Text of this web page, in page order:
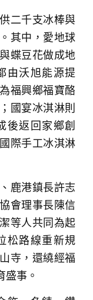
二千支冰棒與
其中，愛地球
蝶豆花做成地
由沃旭能源提
福興鄉福寶酪
國宴冰淇淋則
後返回家鄉創
際手工冰淇淋
鹿港鎮長許志
會理事長陳信
等人共同為起
松路線重新規
寺，還繞經福
盛事。